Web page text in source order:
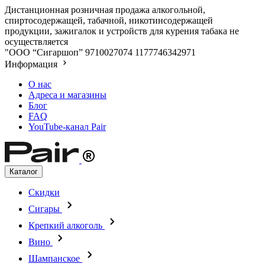
Дистанционная розничная продажа алкогольной,
спиртосодержащей, табачной, никотинсодержащей
продукции, зажигалок и устройств для курения табака не
осуществляется
"ООО “Сигаршоп” 9710027074 1177746342971
Информация
О нас
Адреса и магазины
Блог
FAQ
YouTube-канал Pair
Каталог
Скидки
Сигары
Крепкий алкоголь
Вино
Шампанское